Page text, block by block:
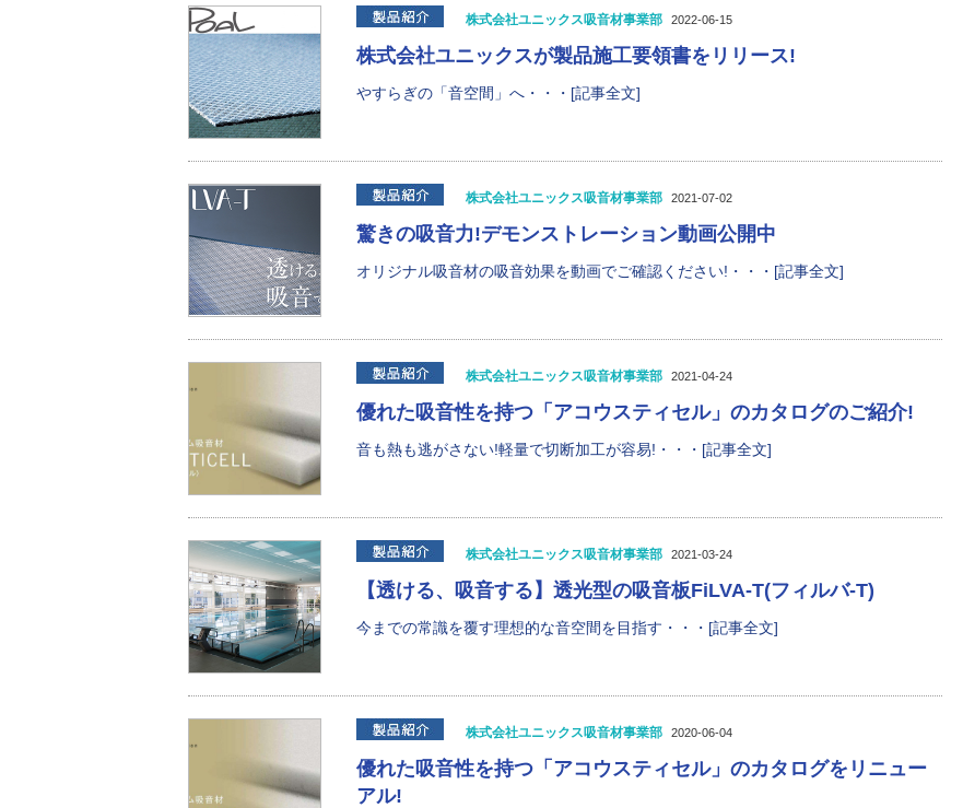
株式会社ユニックス吸音材事業部 2022-06-15
株式会社ユニックスが製品施工要領書をリリース!
やすらぎの「音空間」へ・・・[記事全文]
株式会社ユニックス吸音材事業部 2021-07-02
驚きの吸音力!デモンストレーション動画公開中
オリジナル吸音材の吸音効果を動画でご確認ください!・・・[記事全文]
株式会社ユニックス吸音材事業部 2021-04-24
優れた吸音性を持つ「アコウスティセル」のカタログのご紹介!
音も熱も逃がさない!軽量で切断加工が容易!・・・[記事全文]
株式会社ユニックス吸音材事業部 2021-03-24
【透ける、吸音する】透光型の吸音板FiLVA-T(フィルバ‐T)
今までの常識を覆す理想的な音空間を目指す・・・[記事全文]
株式会社ユニックス吸音材事業部 2020-06-04
優れた吸音性を持つ「アコウスティセル」のカタログをリニュー
アル!